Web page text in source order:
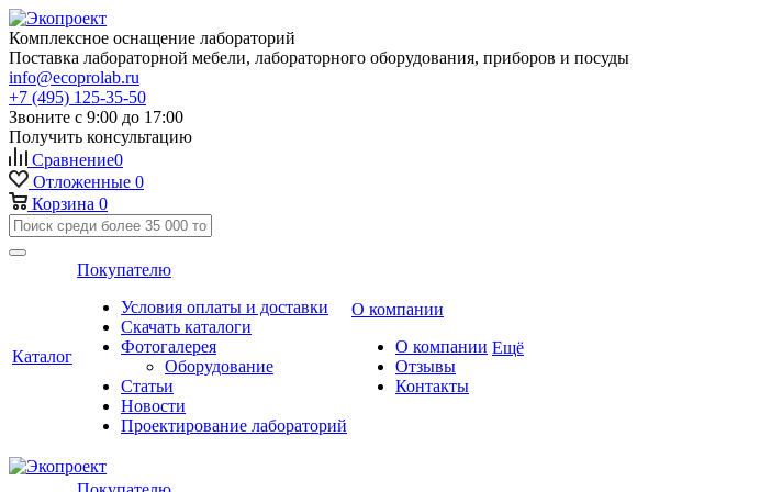
Комплексное оснащение лабораторий
Поставка лабораторной мебели, лабораторного оборудования, приборов и посуды
info@ecoprolab.ru
+7 (495) 125-35-50
Звоните с 9:00 до 17:00
Получить консультацию
Сравнение0
Отложенные 0
Корзина 0
Каталог
Покупателю
Условия оплаты и доставки
Скачать каталоги
Фотогалерея
Оборудование
Статьи
Новости
Проектирование лабораторий
О компании
О компании
Отзывы
Контакты
Ещё